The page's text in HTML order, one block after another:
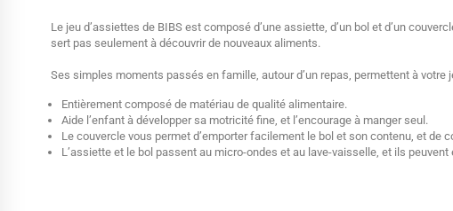
Le jeu d’assiettes de BIBS est composé d’une assiette, d’un bol et d’un
sert pas seulement à découvrir de nouveaux aliments.
Ses simples moments passés en famille, autour d’un repas, permettent à
Entièrement composé de matériau de qualité alimentaire.
Aide l’enfant à développer sa motricité fine, et l’encourage à manger seul.
Le couvercle vous permet d’emporter facilement le bol et son contenu, et de
L’assiette et le bol passent au micro-ondes et au lave-vaisselle, et ils